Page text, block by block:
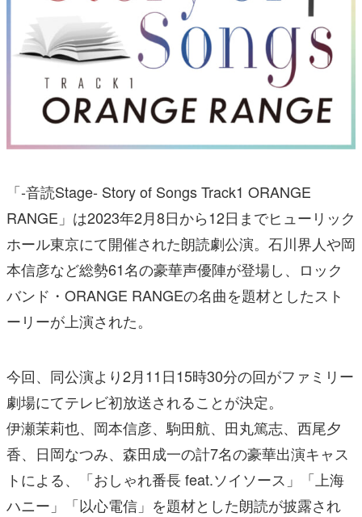
「‐音読Stage‐ Story of Songs Track1 ORANGE
RANGE」は2023年2月8日から12日までヒューリック
ホール東京にて開催された朗読劇公演。石川界人や岡
本信彦など総勢61名の豪華声優陣が登場し、ロック
バンド・ORANGE RANGEの名曲を題材としたスト
ーリーが上演された。
今回、同公演より2月11日15時30分の回がファミリー
劇場にてテレビ初放送されることが決定。
伊瀬茉莉也、岡本信彦、駒田航、田丸篤志、西尾夕
香、日岡なつみ、森田成一の計7名の豪華出演キャス
トによる、「おしゃれ番長 feat.ソイソース」「上海
ハニー」「以心電信」を題材とした朗読が披露され